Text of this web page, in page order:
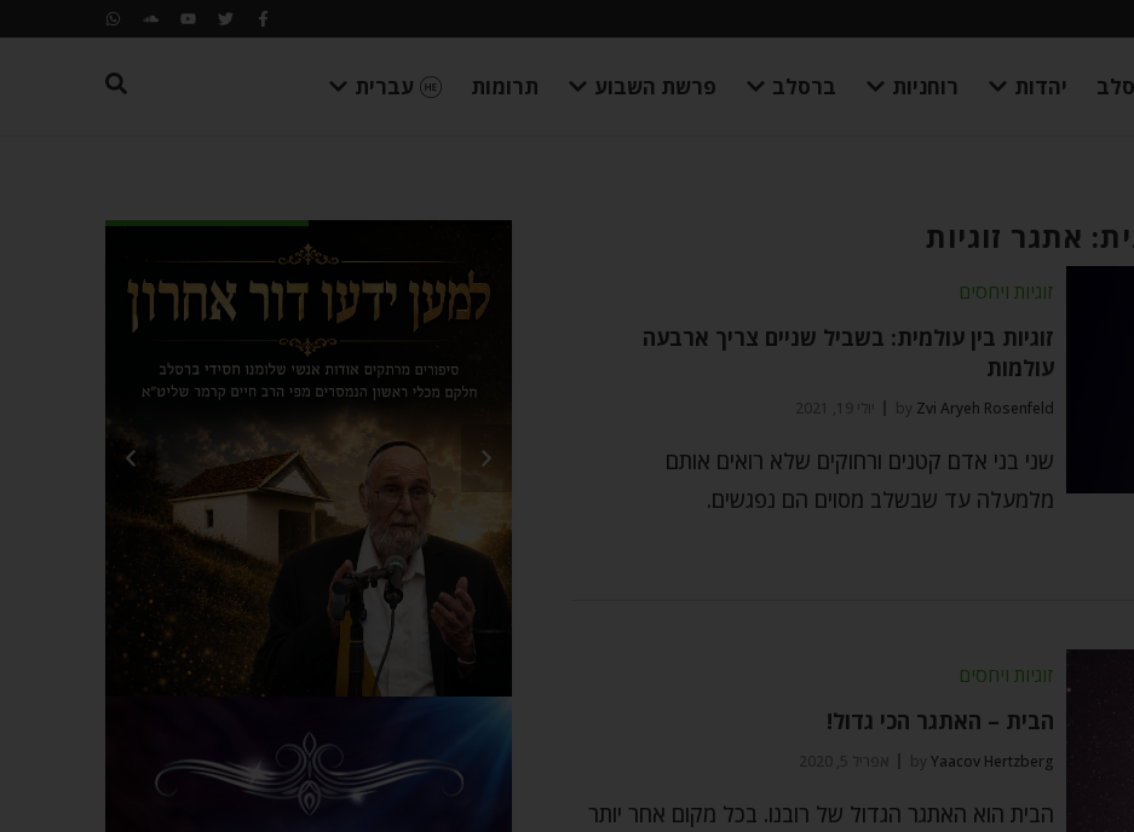
יהדות רוחניות ברסלב פרשת השבוע תרומות עברית
אתגר זוגיות
זוגיות ויחסים
זוגיות בין עולמית: בשביל שניים צריך ארבעה
עולמות
by Zvi Aryeh Rosenfeld יולי 19, 2021
שני בני אדם קטנים ורחוקים שלא רואים אותם
מלמעלה עד שבשלב מסוים הם נפגשים.
זוגיות ויחסים
הבית – האתגר הכי גדול!
by Yaacov Hertzberg אפריל 5, 2020
הבית הוא האתגר הגדול של רובנו. בכל מקום אחר יותר